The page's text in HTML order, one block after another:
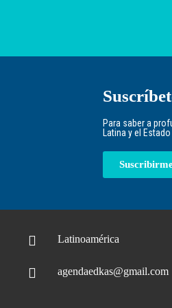
Para saber a
Latina y el
Latinoamérica
agendaedkas@gmail.com